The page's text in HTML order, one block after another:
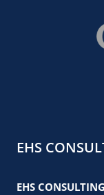
EHS
EHS